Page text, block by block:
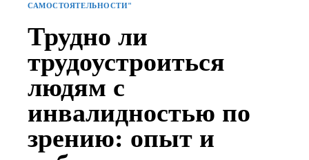
САМОСТОЯТЕЛЬНОСТИ"
Трудно ли
трудоустроиться
людям с
инвалидностью по
зрению: опыт и